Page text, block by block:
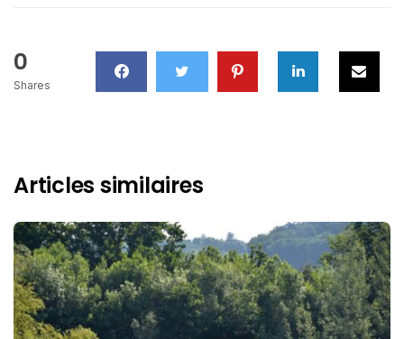
0
Shares
Articles similaires